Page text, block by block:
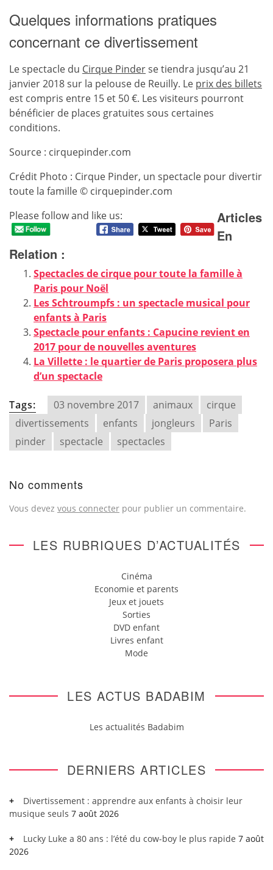
Quelques informations pratiques
concernant ce divertissement
Le spectacle du Cirque Pinderse tiendra jusqu’au 21
janvier 2018 sur la pelouse de Reuilly. Le prix des billets
est compris entre 15 et 50 €. Les visiteurs pourront
bénéficier de places gratuites sous certaines
conditions.
Source : cirquepinder.com
Crédit Photo : Cirque Pinder, un spectacle pour divertir
toute la famille © cirquepinder.com
Please follow and like us:
Articles
En
Relation :
Spectacles de cirque pour toute la famille à
Paris pour Noël
Les Schtroumpfs : un spectacle musical pour
enfants à Paris
Spectacle pour enfants : Capucine revient en
2017 pour de nouvelles aventures
La Villette : le quartier de Paris proposera plus
d’un spectacle
Tags: 03 novembre 2017 animaux
cirque
divertissements
enfants jongleurs
Paris
pinder
spectacle spectacles
No comments
Vous devez vous connecter pour publier un commentaire.
LES RUBRIQUES D’ACTUALITÉS
Cinéma
Economie et parents
Jeux et jouets
Sorties
DVD enfant
Livres enfant
Mode
LES ACTUS BADABIM
Les actualités Badabim
DERNIERS ARTICLES
Divertissement : apprendre aux enfants à choisir leur
musique seuls 7 août 2026
Lucky Luke a 80 ans : l’été du cow-boy le plus rapide 7 août
2026